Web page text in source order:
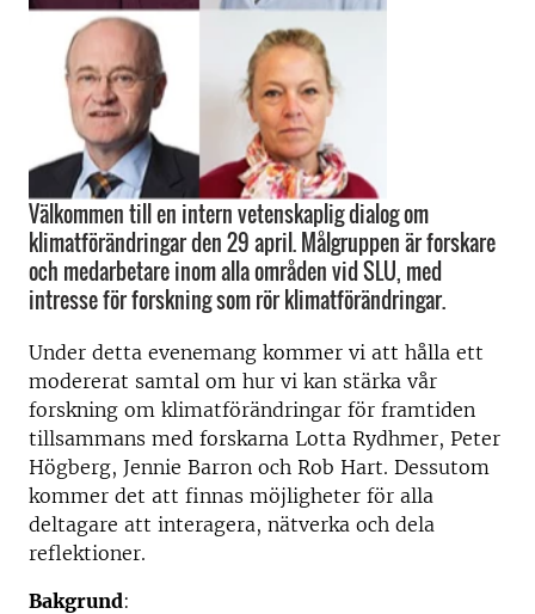
Välkommen till en intern vetenskaplig dialog om
klimatförändringar den 29 april. Målgruppen är forskare
och medarbetare inom alla områden vid SLU, med
intresse för forskning som rör klimatförändringar.
Under detta evenemang kommer vi att hålla ett
modererat samtal om hur vi kan stärka vår
forskning om klimatförändringar för framtiden
tillsammans med forskarna Lotta Rydhmer, Peter
Högberg, Jennie Barron och Rob Hart. Dessutom
kommer det att finnas möjligheter för alla
deltagare att interagera, nätverka och dela
reflektioner.
Bakgrund: